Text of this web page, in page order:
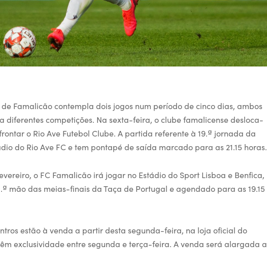
Famalicão contempla dois jogos num período de cinco dias, ambos
diferentes competições. Na sexta-feira, o clube famalicense desloca-
o Rio Ave Futebol Clube. A partida referente à 19.ª jornada da
do Rio Ave FC e tem pontapé de saída marcado para as 21.15 horas.
o FC Famalicão irá jogar no Estádio do Sport Lisboa e Benfica,
mão das meias-finais da Taça de Portugal e agendado para as 19.15
estão à venda a partir desta segunda-feira, na loja oficial do
exclusividade entre segunda e terça-feira. A venda será alargada a